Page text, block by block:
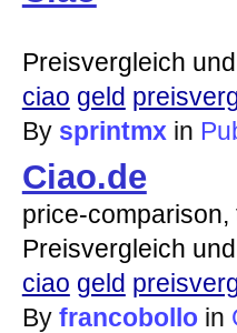
Preisvergleich
ciao geld
By sprintmx in
Ciao.de
price-
Preisvergleich
ciao geld
By francobollo in